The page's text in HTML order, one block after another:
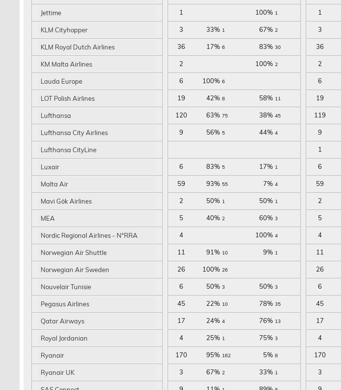
Jettime 1 100% 1 1
KLM Cityhopper 3 33% 1 67% 2 3
KLM Royal Dutch Airlines 36 17% 6 83% 30 36
KM Malta Airlines 2 100% 2 2
Lauda Europe 6 100% 6 6
LOT Polish Airlines 19 42% 8 58% 11 19
Lufthansa 120 63% 75 38% 45 119
Lufthansa City Airlines 9 56% 5 44% 4 9
Lufthansa CityLine 1
Luxair 6 83% 5 17% 1 6
Malta Air 59 93% 55 7% 4 59
Mavi Gök Airlines 2 50% 1 50% 1 2
MEA 5 40% 2 60% 3 5
Nordic Regional Airlines - N°RRA 4 100% 4 4
Norwegian Air Shuttle 11 91% 10 9% 1 11
Norwegian Air Sweden 26 100% 26 26
Nouvelair Tunisie 6 50% 3 50% 3 6
Pegasus Airlines 45 22% 10 78% 35 45
Qatar Airways 17 24% 4 76% 13 17
Royal Jordanian 4 25% 1 75% 3 4
Ryanair 170 95% 162 5% 8 170
Ryanair UK 3 67% 2 33% 1 3